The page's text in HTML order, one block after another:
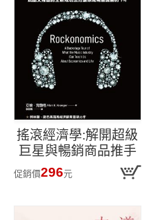
搖滾經濟學:解開超級
巨星與暢銷商品推手
的7大祕訣,既酷又殘
酷的全新成功法則讓
促銷價296元